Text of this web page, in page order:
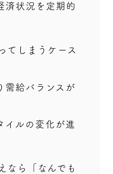
済状況を定期的
てしまうケース
需給バランスが
イルの変化が進
なら「なんでも